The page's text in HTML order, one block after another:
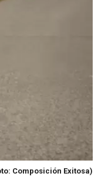
Composición Exitosa)